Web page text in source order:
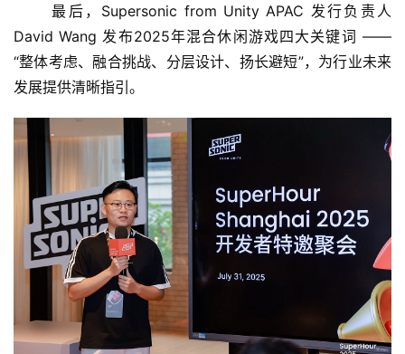
界
手
机
游
戏
机
游
休
闲
	最后，Supersonic from Unity APAC 发行负责人
David Wang 发布2025年混合休闲游戏四大关键词 ——
“整体考虑、融合挑战、分层设计、扬长避短”，为行业未来
发展提供清晰指引。